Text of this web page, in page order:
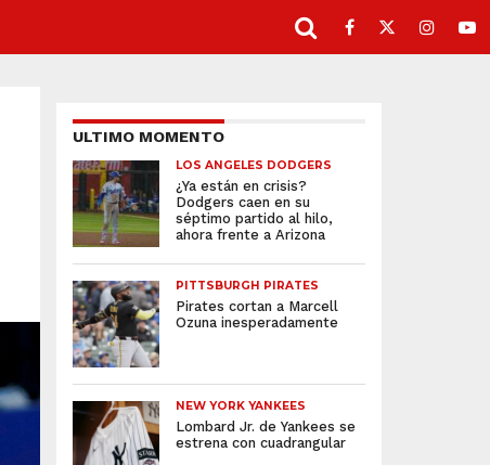
ULTIMO MOMENTO
LOS ANGELES DODGERS
¿Ya están en crisis?
Dodgers caen en su
séptimo partido al hilo,
ahora frente a Arizona
PITTSBURGH PIRATES
Pirates cortan a Marcell
Ozuna inesperadamente
NEW YORK YANKEES
Lombard Jr. de Yankees se
estrena con cuadrangular